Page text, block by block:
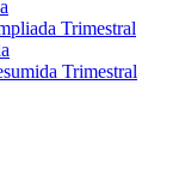
Trimestral
Trimestral